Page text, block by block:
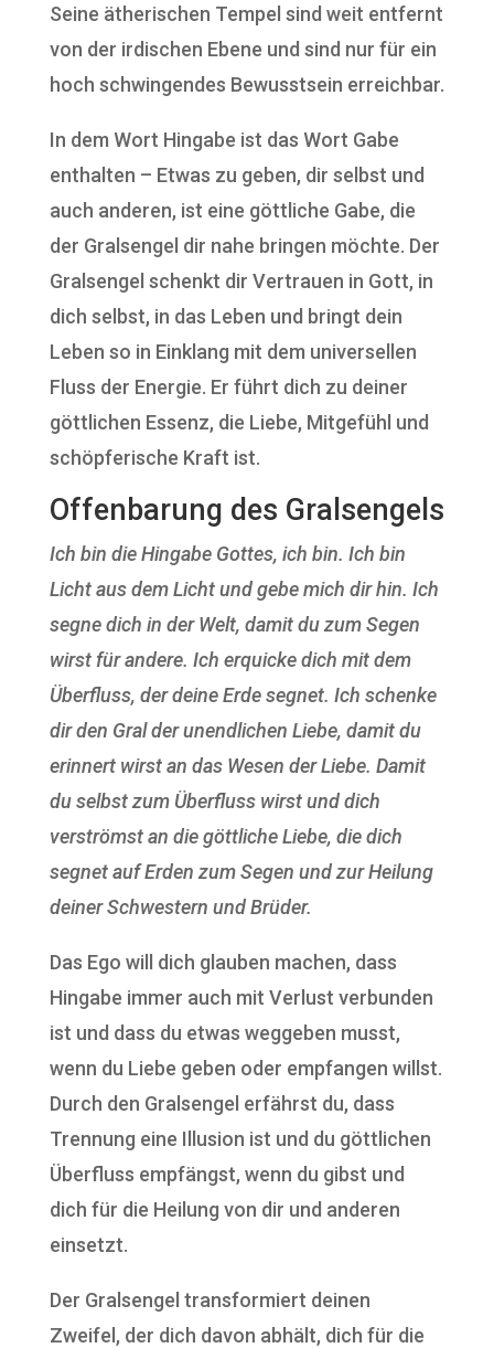
Seine ätherischen Tempel sind weit entfernt
von der irdischen Ebene und sind nur für ein
hoch schwingendes Bewusstsein erreichbar.
In dem Wort Hingabe ist das Wort Gabe
enthalten – Etwas zu geben, dir selbst und
auch anderen, ist eine göttliche Gabe, die
der Gralsengel dir nahe bringen möchte. Der
Gralsengel schenkt dir Vertrauen in Gott, in
dich selbst, in das Leben und bringt dein
Leben so in Einklang mit dem universellen
Fluss der Energie. Er führt dich zu deiner
göttlichen Essenz, die Liebe, Mitgefühl und
schöpferische Kraft ist.
Offenbarung des Gralsengels
Ich bin die Hingabe Gottes, ich bin. Ich bin
Licht aus dem Licht und gebe mich dir hin. Ich
segne dich in der Welt, damit du zum Segen
wirst für andere. Ich erquicke dich mit dem
Überfluss, der deine Erde segnet. Ich schenke
dir den Gral der unendlichen Liebe, damit du
erinnert wirst an das Wesen der Liebe. Damit
du selbst zum Überfluss wirst und dich
verströmst an die göttliche Liebe, die dich
segnet auf Erden zum Segen und zur Heilung
deiner Schwestern und Brüder.
Das Ego will dich glauben machen, dass
Hingabe immer auch mit Verlust verbunden
ist und dass du etwas weggeben musst,
wenn du Liebe geben oder empfangen willst.
Durch den Gralsengel erfährst du, dass
Trennung eine Illusion ist und du göttlichen
Überfluss empfängst, wenn du gibst und
dich für die Heilung von dir und anderen
einsetzt.
Der Gralsengel transformiert deinen
Zweifel, der dich davon abhält, dich für die